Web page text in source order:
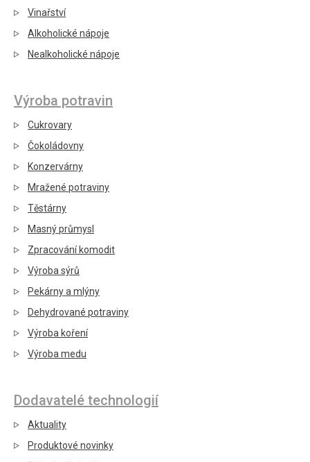
Vinařství
Alkoholické nápoje
Nealkoholické nápoje
Výroba potravin
Cukrovary
Čokoládovny
Konzervárny
Mražené potraviny
Těstárny
Masný průmysl
Zpracování komodit
Výroba sýrů
Pekárny a mlýny
Dehydrované potraviny
Výroba koření
Výroba medu
Dodavatelé technologií
Aktuality
Produktové novinky